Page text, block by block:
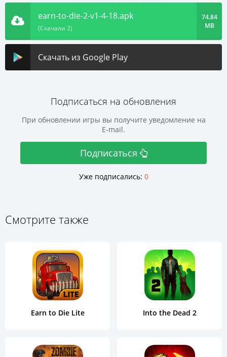
earn-to-die-2-v1-4-18.apk
(Скачали 2)
74.84
MB
Скачать из Google Play
Подписаться на обновления
При обновлении игры вы получите уведомление на
E-mail.
Подписаться
Уже подписались: 0
Смотрите также
Earn to Die Lite Into the Dead 2